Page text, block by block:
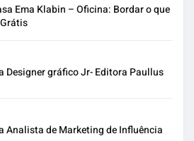
Ema Klabin – Oficina: Bordar o que
Designer gráfico Jr- Editora Paullus
Analista de Marketing de Influência